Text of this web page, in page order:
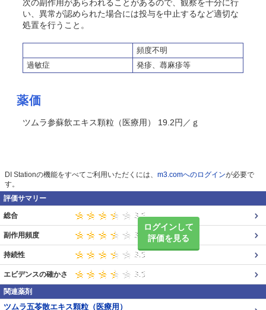
次の副作用があらわれることがあるので、観察を十分に行
い、異常が認められた場合には投与を中止するなど適切な
処置を行うこと。
頻度不明
過敏症
発疹、蕁麻疹等
薬価
ツムラ参蘇飲エキス顆粒（医療用） 19.2円／ｇ
DI Stationの機能をすべてご利用いただくには、 m3.comへのログインが必要で
す。
評価サマリー
ログインして
評価を見る
総合
副作用頻度
持続性
エビデンスの確かさ
関連薬剤
ツムラ五苓散エキス顆粒（医療用）